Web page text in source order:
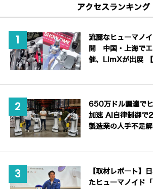
アクセスランキング
流麗なヒューマノ
開 中国・上海でエ
催、LimXが出展 【
650万ドル調達で
加速 AI自律制御で
製造業の人手不足
【取材レポート】
たヒューマノイド